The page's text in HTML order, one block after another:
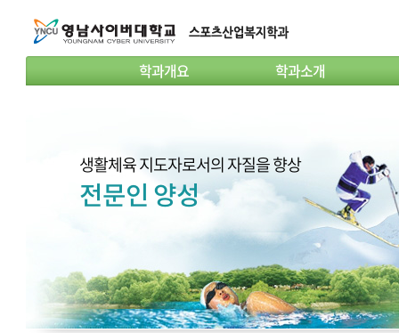
학과개요 학과소개
생활체육 지도자로서의 자질을 향상
전문인 양성